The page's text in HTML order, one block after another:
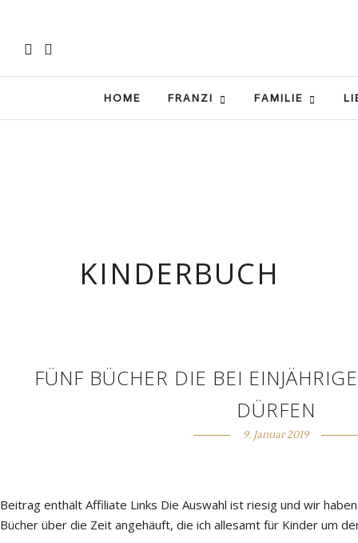
HOME FRANZI FAMILIE
KINDERBUCH
FÜNF BÜCHER DIE BEI
DÜRFEN
9. Januar 2019
Beitrag enthält Affiliate Links Die Auswahl ist riesig und wir
Bücher über die Zeit angehäuft, die ich allesamt für Kinder um